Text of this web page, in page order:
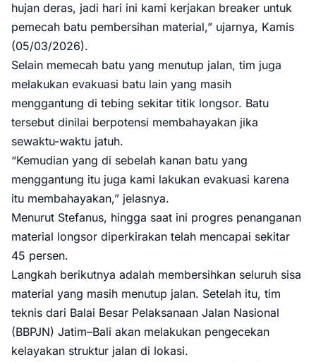
hujan deras, jadi hari ini kami kerjakan breaker untuk
pemecah batu pembersihan material,” ujarnya, Kamis
(05/03/2026).
Selain memecah batu yang menutup jalan, tim juga
melakukan evakuasi batu lain yang masih
menggantung di tebing sekitar titik longsor. Batu
tersebut dinilai berpotensi membahayakan jika
sewaktu-waktu jatuh.
“Kemudian yang di sebelah kanan batu yang
menggantung itu juga kami lakukan evakuasi karena
itu membahayakan,” jelasnya.
Menurut Stefanus, hingga saat ini progres penanganan
material longsor diperkirakan telah mencapai sekitar
45 persen.
Langkah berikutnya adalah membersihkan seluruh sisa
material yang masih menutup jalan. Setelah itu, tim
teknis dari Balai Besar Pelaksanaan Jalan Nasional
(BBPJN) Jatim–Bali akan melakukan pengecekan
kelayakan struktur jalan di lokasi.